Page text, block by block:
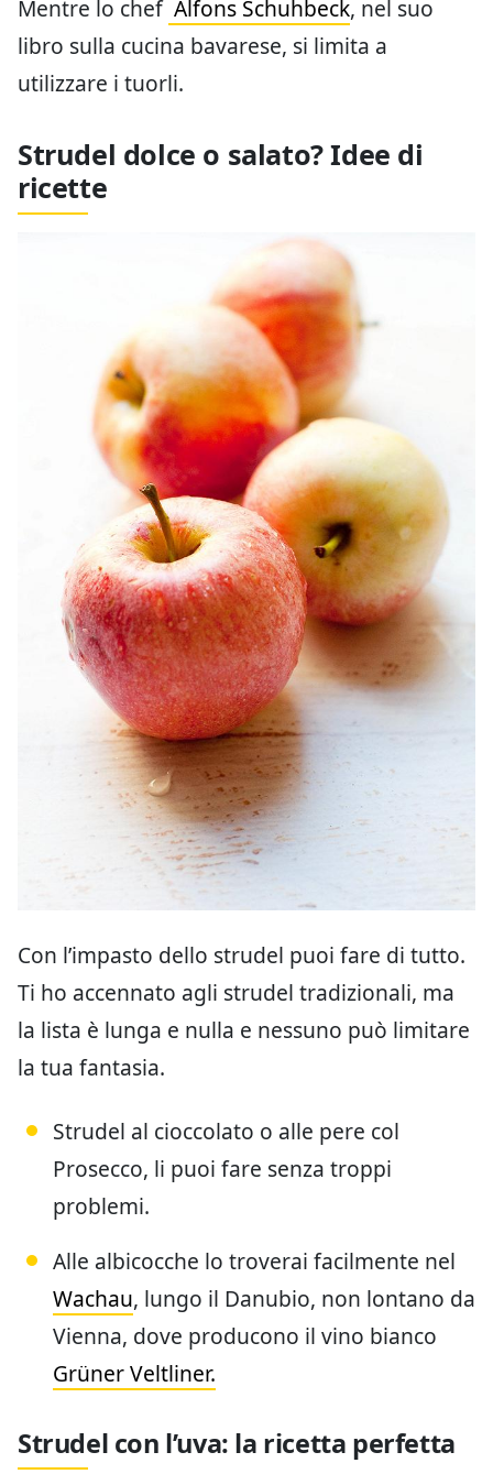
Mentre lo chef Alfons Schuhbeck, nel suo
libro sulla cucina bavarese, si limita a
utilizzare i tuorli.
Strudel dolce o salato? Idee di
ricette
Con l’impasto dello strudel puoi fare di tutto.
Ti ho accennato agli strudel tradizionali, ma
la lista è lunga e nulla e nessuno può limitare
la tua fantasia.
Strudel al cioccolato o alle pere col
Prosecco, li puoi fare senza troppi
problemi.
Alle albicocche lo troverai facilmente nel
Wachau, lungo il Danubio, non lontano da
Vienna, dove producono il vino bianco
Grüner Veltliner.
Strudel con l’uva: la ricetta perfetta